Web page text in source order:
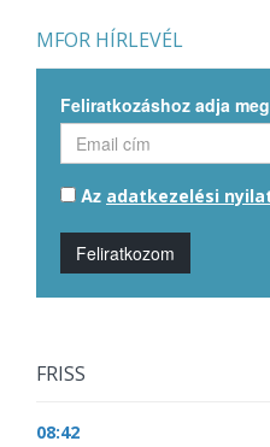
MFOR HÍRLEVÉL
Feliratkozáshoz adja
Az adatkezelési
Feliratkozom
FRISS
08:42